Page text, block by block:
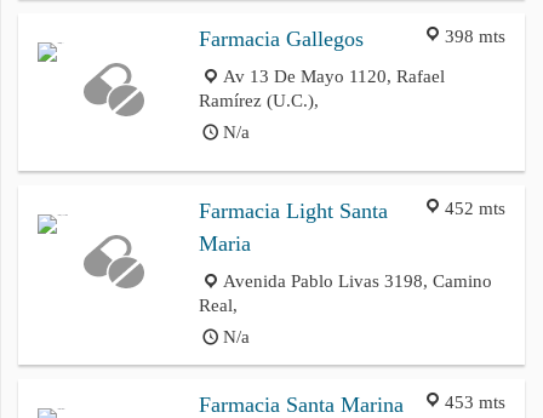
398 mts
Farmacia Gallegos
Av 13 De Mayo 1120, Rafael
Ramírez (U.C.),
N/a
452 mts
Farmacia Light Santa
Maria
Avenida Pablo Livas 3198, Camino
Real,
N/a
453 mts
Farmacia Santa Marina